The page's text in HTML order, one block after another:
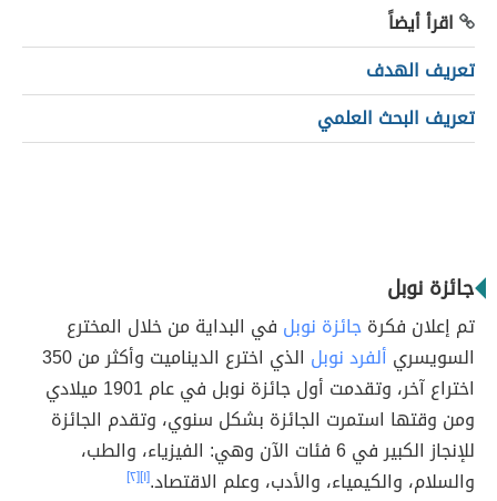
اقرأ أيضاً
تعريف الهدف
تعريف البحث العلمي
جائزة نوبل
تم إعلان فكرةجائزة نوبل في البداية من خلال المخترع
السويسري ألفرد نوبل
الذي اخترع الديناميت وأكثر من 350
اختراع آخر، وتقدمت أول جائزة نوبل في عام 1901 ميلادي
ومن وقتها استمرت الجائزة بشكل سنوي، وتقدم الجائزة
للإنجاز الكبير في 6 فئات الآن وهي: الفيزياء، والطب،
والسلام، والكيمياء، والأدب، وعلم الاقتصاد.[١] [٢]